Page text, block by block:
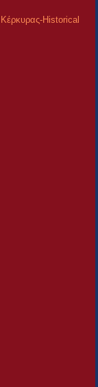
Κέρκυρας-Historical